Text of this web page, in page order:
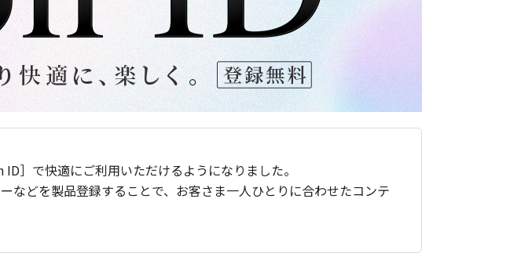
］で快適にご利用いただけるようになりました。
などを製品登録することで、お客さま一人ひとりに合わせたコンテ